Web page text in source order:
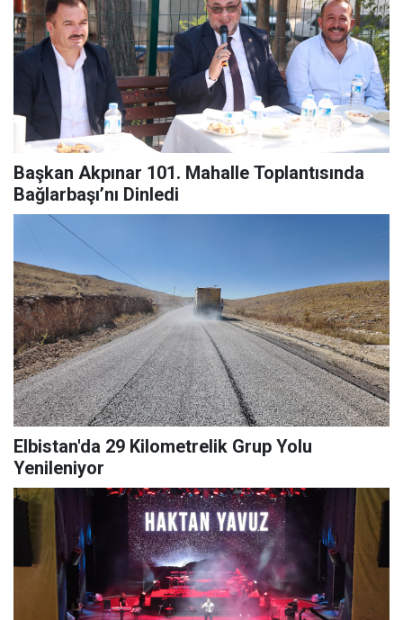
Başkan Akpınar 101. Mahalle Toplantısında
Bağlarbaşı’nı Dinledi
Elbistan'da 29 Kilometrelik Grup Yolu
Yenileniyor